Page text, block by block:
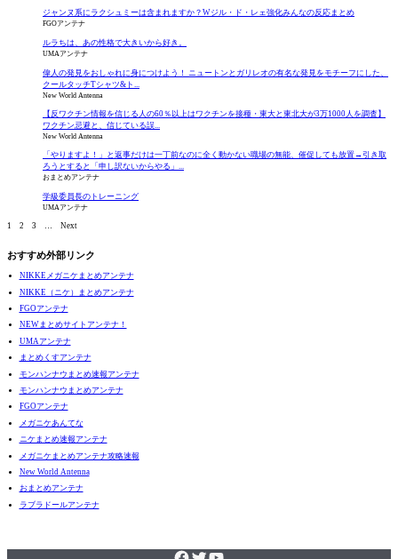
ジャンヌ系にラクシュミーは含まれますか？Wジル・ド・レェ強化みんなの反応まとめ
FGOアンテナ
ルラちは、あの性格で大きいから好き。
UMAアンテナ
偉人の発見をおしゃれに身につけよう！ ニュートンとガリレオの有名な発見をモチーフにした、
クールタッチTシャツ&ト...
New World Antenna
【反ワクチン情報を信じる人の60％以上はワクチンを接種・東大と東北大が3万1000人を調査】
ワクチン忌避と、信じている誤...
New World Antenna
「やりますよ！」と返事だけは一丁前なのに全く動かない職場の無能、催促しても放置→引き取
ろうとすると「申し訳ないからやる」...
おまとめアンテナ
学級委員長のトレーニング
UMAアンテナ
1 2 3 … Next
おすすめ外部リンク
NIKKEメガニケまとめアンテナ
NIKKE（ニケ）まとめアンテナ
FGOアンテナ
NEWまとめサイトアンテナ！
UMAアンテナ
まとめくすアンテナ
モンハンナウまとめ速報アンテナ
モンハンナウまとめアンテナ
FGOアンテナ
メガニケあんてな
ニケまとめ速報アンテナ
メガニケまとめアンテナ攻略速報
New World Antenna
おまとめアンテナ
ラブラドールアンテナ